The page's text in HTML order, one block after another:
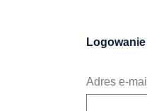
Logowanie
Adres e-mail